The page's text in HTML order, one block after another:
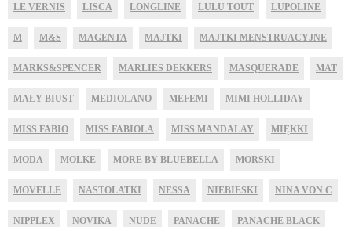
LE VERNIS LISCA LONGLINE LULU TOUT LUPOLINE
M M&S MAGENTA MAJTKI MAJTKI MENSTRUACYJNE
MARKS&SPENCER MARLIES DEKKERS MASQUERADE MAT
MAŁY BIUST MEDIOLANO MEFEMI MIMI HOLLIDAY
MISS FABIO MISS FABIOLA MISS MANDALAY MIĘKKI
MODA MOLKE MORE BY BLUEBELLA MORSKI
MOVELLE NASTOLATKI NESSA NIEBIESKI NINA VON C
NIPPLEX NOVIKA NUDE PANACHE PANACHE BLACK